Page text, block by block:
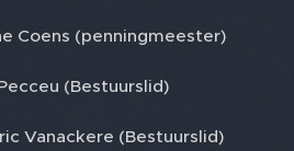
Coens (penningmeester)
(Bestuurslid)
Vanackere (Bestuurslid)